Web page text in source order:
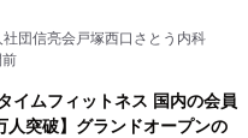
社団信亮会戸塚西口さとう内科
タイムフィットネス 国内の会員
人突破】グランドオープンの